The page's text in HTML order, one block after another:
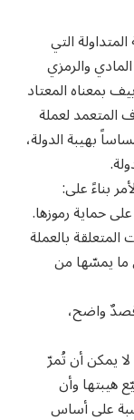
التي
والرمزي
بمعناه المعتاد
المتعمد لعملة
بهيبة الدولة،
بناءً على:
حماية رموزها.
المتعلقة بالعملة
ما يمسّها من
واضح،
يمكن أن تُمرّ
هيبتها وأن
على أساس